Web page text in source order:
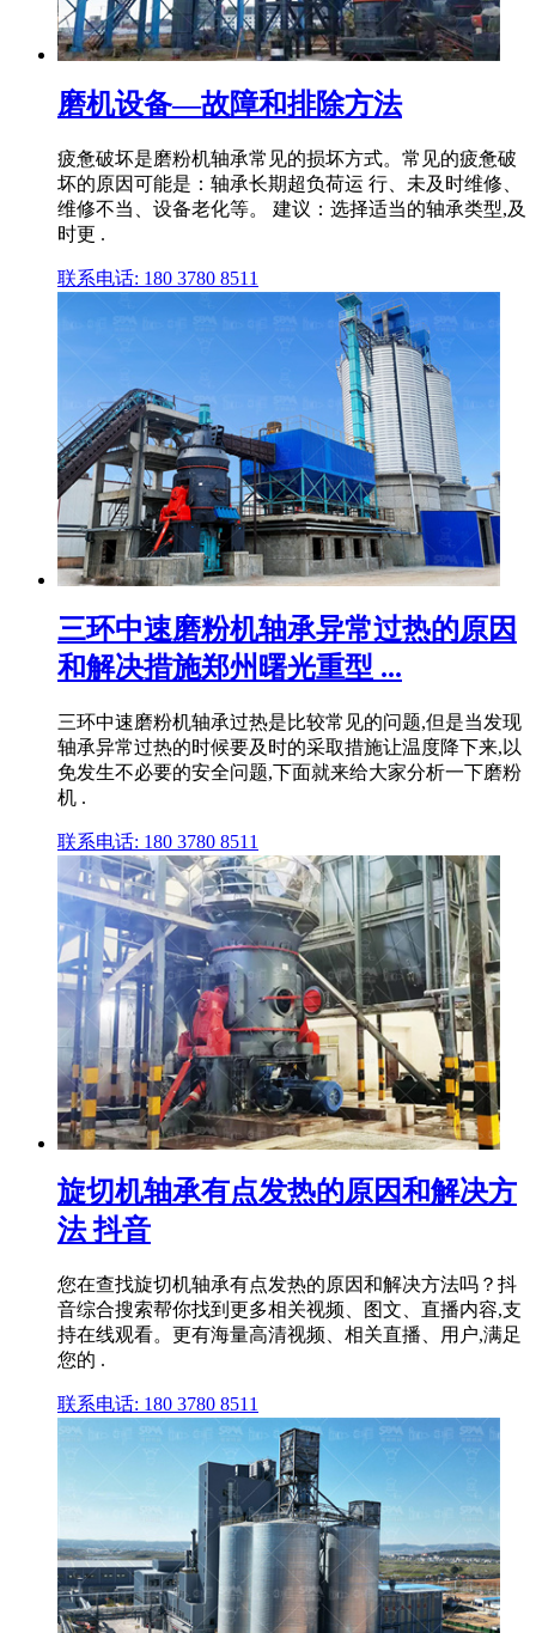
磨机设备—故障和排除方法
疲惫破坏是磨粉机轴承常见的损坏方式。常见的疲惫破
坏的原因可能是：轴承长期超负荷运 行、未及时维修、
维修不当、设备老化等。 建议：选择适当的轴承类型,及
时更 .
联系电话: 180 3780 8511
三环中速磨粉机轴承异常过热的原因
和解决措施郑州曙光重型 ...
三环中速磨粉机轴承过热是比较常见的问题,但是当发现
轴承异常过热的时候要及时的采取措施让温度降下来,以
免发生不必要的安全问题,下面就来给大家分析一下磨粉
机 .
联系电话: 180 3780 8511
旋切机轴承有点发热的原因和解决方
法 抖音
您在查找旋切机轴承有点发热的原因和解决方法吗？抖
音综合搜索帮你找到更多相关视频、图文、直播内容,支
持在线观看。更有海量高清视频、相关直播、用户,满足
您的 .
联系电话: 180 3780 8511